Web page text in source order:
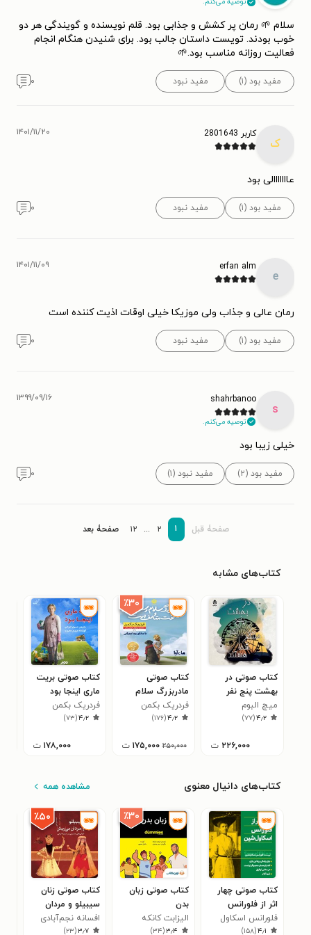
سلام 🌱 رمان پر کشش و جذابی بود. قلم نویسنده و گویندگی هر دو
خوب بودند. تویست داستان جالب بود. برای شنیدن هنگام انجام
فعالیت روزانه مناسب بود.🌱
مفید بود (۱) مفید نبود ۰
ک
کاربر 2801643 ۱۴۰۱/۱۱/۲۰
عااااااالی بود
مفید بود (۱) مفید نبود ۰
e
erfan alm ۱۴۰۱/۱۱/۰۹
رمان عالی و جذاب ولی موزیکا خیلی اوقات اذیت کننده است
مفید بود (۱) مفید نبود ۰
s
shahrbanoo
توصیه می‌کنم.
۱۳۹۹/۰۹/۱۶
خیلی زیبا بود
مفید بود (۲) مفید نبود (۱) ۰
صفحۀ قبل ۱ ۲ ... ۱۲ صفحۀ بعد
کتاب‌های مشابه
کتاب صوتی در
بهشت پنج نفر
منتظر شما هستند
میچ البوم
۴٫۲(۷۷)
۲۲۶,۰۰۰ ت
٪۳۰
کتاب صوتی
مادربزرگ سلام
رساند و گفت
متأسف است
فردریک بکمن
۴٫۲(۱۷۶)
۲۵۰,۰۰۰ ۱۷۵,۰۰۰ ت
کتاب صوتی بریت
ماری اینجا بود
فردریک بکمن
۴٫۲(۷۳)
۱۷۸,۰۰۰ ت
کتاب‌های دانیال معنوی مشاهده همه
کتاب صوتی چهار
اثر از فلورانس
اسکاول شین
فلورانس اسکاول
شین
۴٫۱(۱۵۸)
٪۳۰
کتاب صوتی زبان
بدن
الیزابت کانکه
۳٫۴(۳۴)
٪۵۰
کتاب صوتی زنان
سیبیلو و مردان
بی‌ریش؛ نگرانی‌های
جنسیتی در
افسانه نجم‌آبادی
۳٫۷(۲۳)